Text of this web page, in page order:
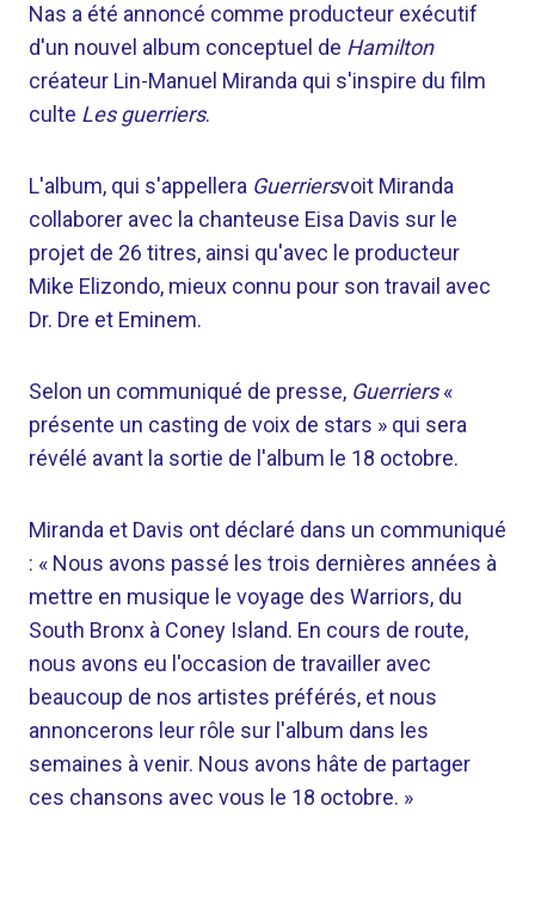
Nas a été annoncé comme producteur exécutif
d'un nouvel album conceptuel de Hamilton
créateur Lin-Manuel Miranda qui s'inspire du film
culte Les guerriers.
L'album, qui s'appellera Guerriersvoit Miranda
collaborer avec la chanteuse Eisa Davis sur le
projet de 26 titres, ainsi qu'avec le producteur
Mike Elizondo, mieux connu pour son travail avec
Dr. Dre et Eminem.
Selon un communiqué de presse, Guerriers«
présente un casting de voix de stars » qui sera
révélé avant la sortie de l'album le 18 octobre.
Miranda et Davis ont déclaré dans un communiqué
: « Nous avons passé les trois dernières années à
mettre en musique le voyage des Warriors, du
South Bronx à Coney Island. En cours de route,
nous avons eu l'occasion de travailler avec
beaucoup de nos artistes préférés, et nous
annoncerons leur rôle sur l'album dans les
semaines à venir. Nous avons hâte de partager
ces chansons avec vous le 18 octobre. »